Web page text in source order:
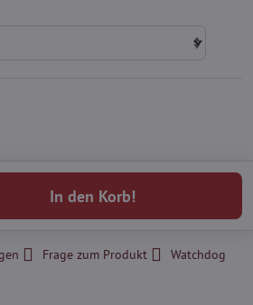
In den Korb!
Frage zum Produkt
Watchdog